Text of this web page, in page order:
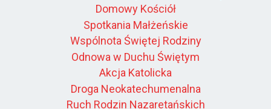
Domowy Kościół
Spotkania Małżeńskie
Wspólnota Świętej Rodziny
Odnowa w Duchu Świętym
Akcja Katolicka
Droga Neokatechumenalna
Ruch Rodzin Nazaretańskich